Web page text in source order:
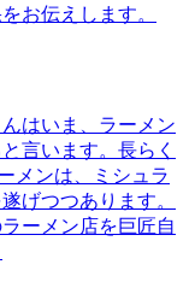
お伝えします。
はいま、ラーメン
言います。長らく
メンは、ミシュラ
げつつあります。
ーメン店を巨匠自